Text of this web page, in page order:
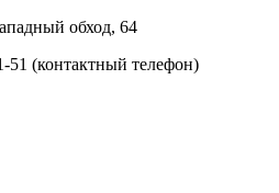
обход, 64
51 (контактный телефон)